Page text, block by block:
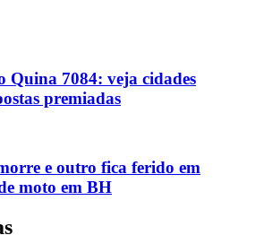
Quina 7084: veja cidades
premiadas
e outro fica ferido em
moto em BH